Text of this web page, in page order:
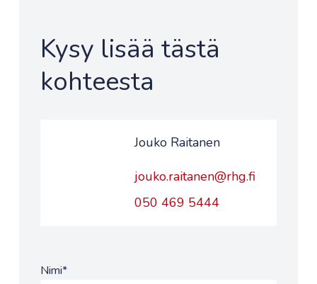
Kysy lisää tästä
kohteesta
Jouko Raitanen
jouko.raitanen@rhg.fi
050 469 5444
Nimi*